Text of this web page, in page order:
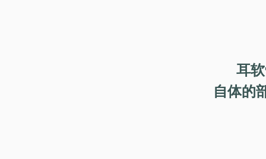
耳
自体的